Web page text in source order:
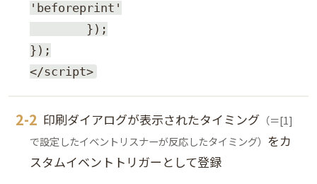
'beforeprint'
});
</script>
印刷ダイアログが表示されたタイミング （＝[1]
で設定したイベントリスナーが反応したタイミング） をカ
スタムイベントトリガーとして登録